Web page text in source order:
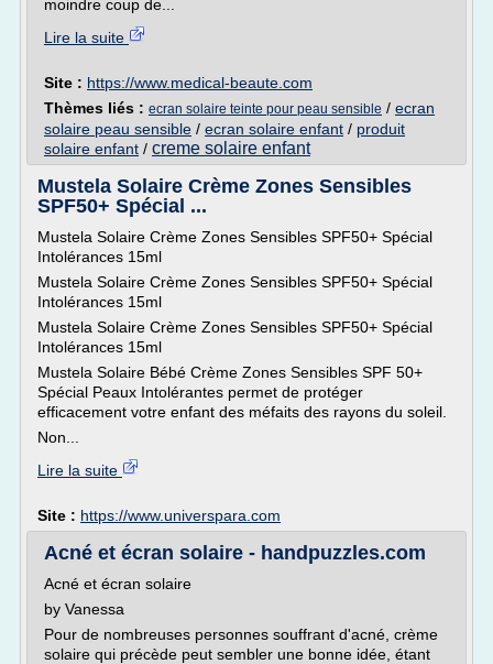
moindre coup de...
Lire la suite
Site : https://www.medical-beaute.com
Thèmes liés : ecran solaire teinte pour peau sensible / ecran
solaire peau sensible / ecran solaire enfant / produit
solaire enfant / creme solaire enfant
Mustela Solaire Crème Zones Sensibles
SPF50+ Spécial ...
Mustela Solaire Crème Zones Sensibles SPF50+ Spécial
Intolérances 15ml
Mustela Solaire Crème Zones Sensibles SPF50+ Spécial
Intolérances 15ml
Mustela Solaire Crème Zones Sensibles SPF50+ Spécial
Intolérances 15ml
Mustela Solaire Bébé Crème Zones Sensibles SPF 50+
Spécial Peaux Intolérantes permet de protéger
efficacement votre enfant des méfaits des rayons du soleil.
Non...
Lire la suite
Site : https://www.universpara.com
Acné et écran solaire - handpuzzles.com
Acné et écran solaire
by Vanessa
Pour de nombreuses personnes souffrant d'acné, crème
solaire qui précède peut sembler une bonne idée, étant